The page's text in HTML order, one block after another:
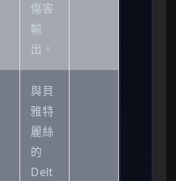
傷害
輸
出。
與貝
雅特
麗絲
的
Delt